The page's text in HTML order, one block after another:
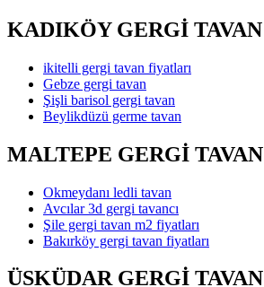
KADIKÖY GERGİ TAVAN
ikitelli gergi tavan fiyatları
Gebze gergi tavan
Şişli barisol gergi tavan
Beylikdüzü germe tavan
MALTEPE GERGİ TAVAN
Okmeydanı ledli tavan
Avcılar 3d gergi tavancı
Şile gergi tavan m2 fiyatları
Bakırköy gergi tavan fiyatları
ÜSKÜDAR GERGİ TAVAN